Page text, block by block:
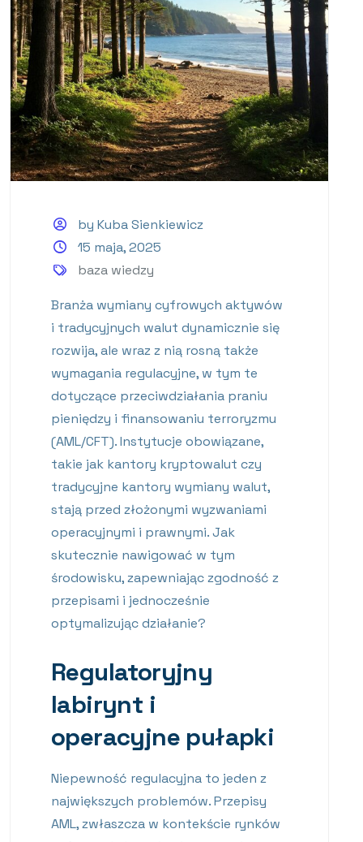
by Kuba Sienkiewicz
15 maja, 2025
baza wiedzy
Branża wymiany cyfrowych aktywów
i tradycyjnych walut dynamicznie się
rozwija, ale wraz z nią rosną także
wymagania regulacyjne, w tym te
dotyczące przeciwdziałania praniu
pieniędzy i finansowaniu terroryzmu
(AML/CFT). Instytucje obowiązane,
takie jak kantory kryptowalut czy
tradycyjne kantory wymiany walut,
stają przed złożonymi wyzwaniami
operacyjnymi i prawnymi. Jak
skutecznie nawigować w tym
środowisku, zapewniając zgodność z
przepisami i jednocześnie
optymalizując działanie?
Regulatoryjny
labirynt i
operacyjne pułapki
Niepewność regulacyjna to jeden z
największych problemów. Przepisy
AML, zwłaszcza w kontekście rynków